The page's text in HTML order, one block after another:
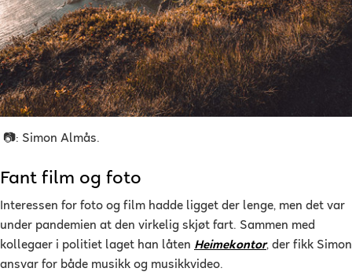
📷: Simon Almås.
Fant film og foto
Interessen for foto og film hadde ligget der lenge, men det var
under pandemien at den virkelig skjøt fart. Sammen med
kollegaer i politiet laget han låten Heimekontor, der fikk Simon
ansvar for både musikk og musikkvideo.